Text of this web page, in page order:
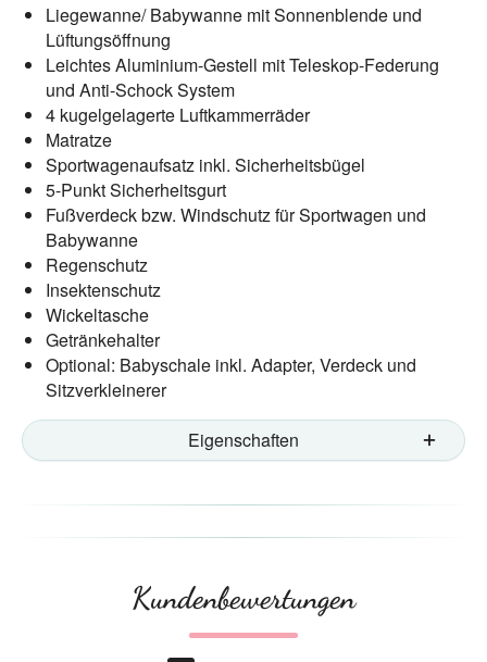
Liegewanne/ Babywanne mit Sonnenblende und
Lüftungsöffnung
Leichtes Aluminium-Gestell mit Teleskop-Federung
und Anti-Schock System
4 kugelgelagerte Luftkammerräder
Matratze
Sportwagenaufsatz inkl. Sicherheitsbügel
5-Punkt Sicherheitsgurt
Fußverdeck bzw. Windschutz für Sportwagen und
Babywanne
Regenschutz
Insektenschutz
Wickeltasche
Getränkehalter
Optional: Babyschale inkl. Adapter, Verdeck und
Sitzverkleinerer
Eigenschaften
Kundenbewertungen